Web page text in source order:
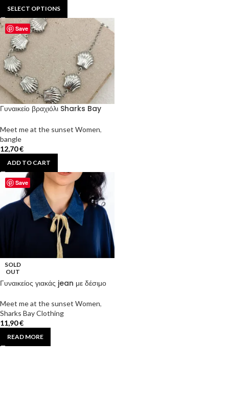
SELECT OPTIONS
Save
Γυναικείο βραχιόλι Sharks Bay
Meet me at the sunset Women,
bangle
12,70€
ADD TO CART
Save
SOLD
OUT
Γυναικείος γιακάς jean με δέσιμο
Meet me at the sunset Women,
Sharks Bay Clothing
11,90€
READ MORE